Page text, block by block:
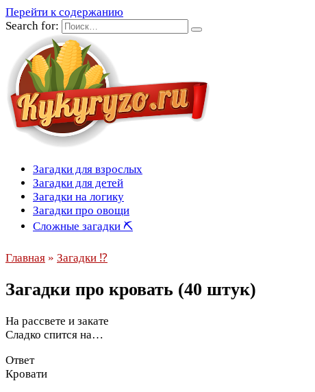
Перейти к содержанию
Search for:
Загадки для взрослых
Загадки для детей
Загадки на логику
Загадки про овощи
Сложные загадки ⛏
Главная » Загадки ⁉
Загадки про кровать (40 штук)
На рассвете и закате
Сладко спится на…
Ответ
Кровати